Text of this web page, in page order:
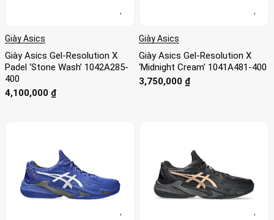
mang đến dịch vụ Order giày cho các phiên bản cực hiếm
của 4D từ các đối tác uy tín trên toàn cầu của
Giày Asics
Giày Asics Gel-Resolution X
Padel ‘Stone Wash’ 1042A285-
400
4,100,000 ₫
Giày Asics
Giày Asics Gel-Resolution X
‘Midnight Cream’ 1041A481-400
3,750,000 ₫